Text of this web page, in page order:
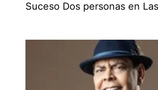
Suceso Dos personas en